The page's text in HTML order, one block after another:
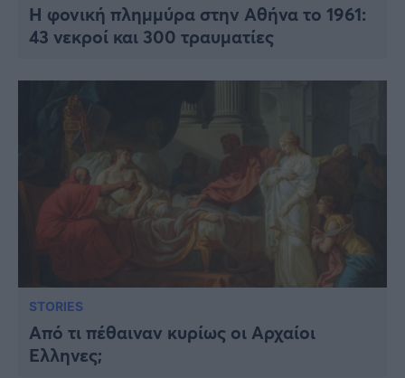
Η φονική πλημμύρα στην Αθήνα το 1961:
43 νεκροί και 300 τραυματίες
STORIES
Από τι πέθαιναν κυρίως οι Αρχαίοι
Έλληνες;